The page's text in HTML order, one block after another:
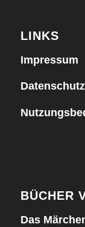
LINKS
Impressum
Datenschutz
BÜCHER
Das